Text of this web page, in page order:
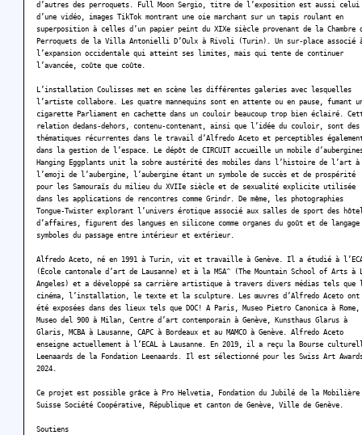
d’autres des perroquets. Full Moon Sergio, titre de l’exposition est aussi celui
d’une vidéo, images TikTok montrant une oie marchant sur un tapis roulant en
superposition à celles d’un papier peint du XIXe siècle provenant de la Chambre
Perroquets de la Villa Antonielli D’Oulx à Rivoli (Turin). Un sur-place associé
l’expansion occidentale qui atteint ses limites, mais qui tente de continuer
l’avancée, coûte que coûte.
L’installation Coulisses met en scène les différentes galeries avec lesquelles
l’artiste collabore. Les quatre mannequins sont en attente ou en pause, fumant
cigarette Parliament en cachette dans un couloir beaucoup trop bien éclairé.
relation dedans-dehors, contenu-contenant, ainsi que l’idée du couloir, sont des
thématiques récurrentes dans le travail d’Alfredo Aceto et perceptibles
dans la gestion de l’espace. Le dépôt de CIRCUIT accueille un mobile
Hanging Eggplants unit la sobre austérité des mobiles dans l’histoire de l’art à
l’emoji de l’aubergine, l’aubergine étant un symbole de succès et de prospérité
pour les Samouraïs du milieu du XVIIe siècle et de sexualité explicite utilisée
dans les applications de rencontres comme Grindr. De même, les photographies
Tongue-Twister explorant l’univers érotique associé aux salles de sport des
d’affaires, figurent des langues en silicone comme organes du goût et de
symboles du passage entre intérieur et extérieur.
Alfredo Aceto, né en 1991 à Turin, vit et travaille à Genève. Il a étudié à
(École cantonale d’art de Lausanne) et à la MSA^ (The Mountain School of Arts à
Angeles) et a développé sa carrière artistique à travers divers médias tels que
cinéma, l’installation, le texte et la sculpture. Les œuvres d’Alfredo Aceto ont
été exposées dans des lieux tels que DOC! A Paris, Museo Pietro Canonica à Rome,
Museo del 900 à Milan, Centre d’art contemporain à Genève, Kunsthaus Glarus à
Glaris, MCBA à Lausanne, CAPC à Bordeaux et au MAMCO à Genève. Alfredo Aceto
enseigne actuellement à l’ECAL à Lausanne. En 2019, il a reçu la Bourse
Leenaards de la Fondation Leenaards. Il est sélectionné pour les Swiss Art
2024.
Ce projet est possible grâce à Pro Helvetia, Fondation du Jubilé de la Mobilière
Suisse Société Coopérative, République et canton de Genève, Ville de Genève.
Soutiens